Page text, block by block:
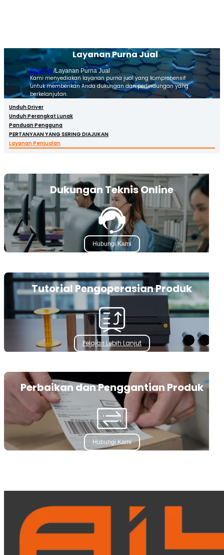
Layanan Purna Jual
Beranda/Layanan Purna Jual
Kami menyediakan layanan purna jual yang komprehensif
untuk memberikan Anda dukungan dan perlindungan yang
berkelanjutan.
Unduh Driver
Unduh Perangkat Lunak
Panduan Pengguna
PERTANYAAN YANG SERING DIAJUKAN
Layanan Penjualan
Dukungan Teknis Online
Hubungi Kami
Tutorial Pengoperasian Produk
Pelajari Lebih Lanjut
Perbaikan dan Penggantian Produk
Hubungi Kami